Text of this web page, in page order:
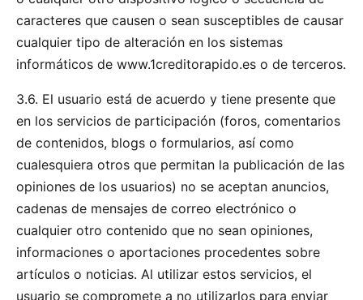
caracteres que causen o sean susceptibles de causar
cualquier tipo de alteración en los sistemas
informáticos de www.1creditorapido.es o de terceros.
3.6. El usuario está de acuerdo y tiene presente que
en los servicios de participación (foros, comentarios
de contenidos, blogs o formularios, así como
cualesquiera otros que permitan la publicación de las
opiniones de los usuarios) no se aceptan anuncios,
cadenas de mensajes de correo electrónico o
cualquier otro contenido que no sean opiniones,
informaciones o aportaciones procedentes sobre
artículos o noticias. Al utilizar estos servicios, el
usuario se compromete a no utilizarlos para enviar